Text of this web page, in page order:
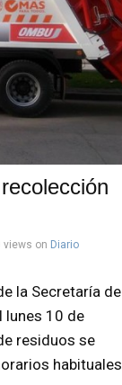
views on Diario
la Secretaría de
lunes 10 de
residuos se